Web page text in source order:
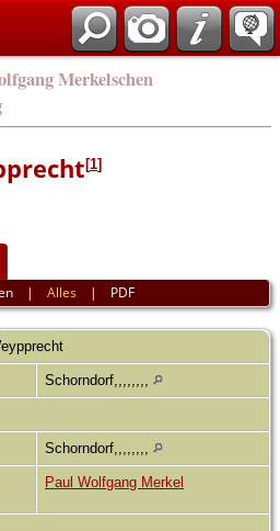
Merkelschen
[1]
|Alles | PDF
Schorndorf,,,,,,,,
Schorndorf,,,,,,,,
Paul Wolfgang Merkel